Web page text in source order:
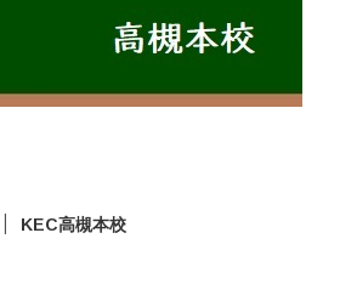
KEC高槻本校